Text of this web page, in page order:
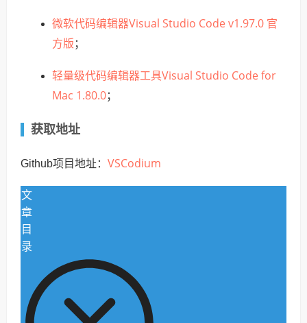
微软代码编辑器Visual Studio Code v1.97.0 官
方版 ；
轻量级代码编辑器工具Visual Studio Code for
Mac 1.80.0；
获取地址
Github项目地址： VSCodium
文
章
目
录